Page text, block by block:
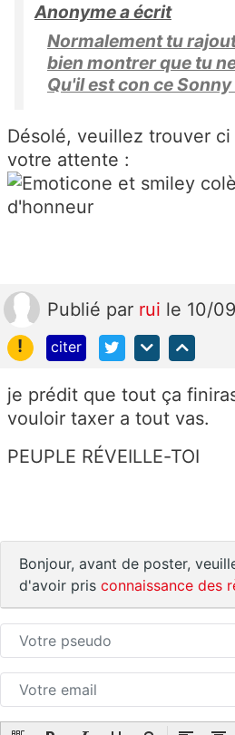
Anonyme a écrit
Normalement tu
bien montrer que tu
Qu'il est con ce
Désolé, veuillez trouver
votre attente :
Publié par rui le 10/
!
citer
je prédit que tout ça
vouloir taxer a tout vas.
PEUPLE RÉVEILLE-TOI
Bonjour, avant de poster,
d'avoir pris connaissance des